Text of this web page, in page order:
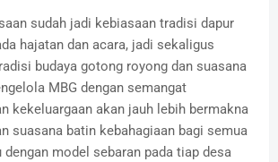
sudah jadi kebiasaan tradisi dapur
hajatan dan acara, jadi sekaligus
budaya gotong royong dan suasana
MBG dengan semangat
kekeluargaan akan jauh lebih bermakna
suasana batin kebahagiaan bagi semua
dengan model sebaran pada tiap desa